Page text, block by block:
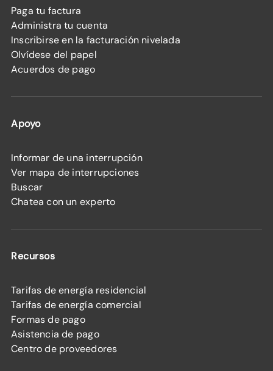
Paga tu factura
Administra tu cuenta
Inscribirse en la facturación nivelada
Olvídese del papel
Acuerdos de pago
Apoyo
Informar de una interrupción
Ver mapa de interrupciones
Buscar
Chatea con un experto
Recursos
Tarifas de energía residencial
Tarifas de energía comercial
Formas de pago
Asistencia de pago
Centro de proveedores